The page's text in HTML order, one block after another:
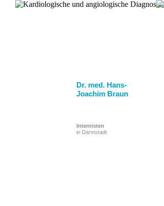
Dr. med. Hans-
Joachim Braun
Internisten
in Darmstadt